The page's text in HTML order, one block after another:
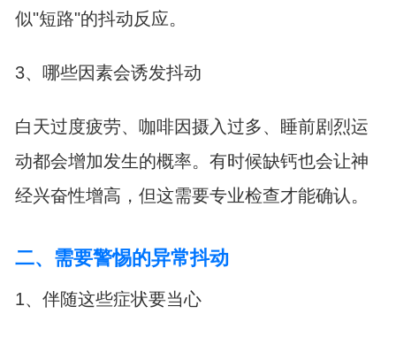
似"短路"的抖动反应。
3、哪些因素会诱发抖动
白天过度疲劳、咖啡因摄入过多、睡前剧烈运
动都会增加发生的概率。有时候缺钙也会让神
经兴奋性增高，但这需要专业检查才能确认。
二、需要警惕的异常抖动
1、伴随这些症状要当心